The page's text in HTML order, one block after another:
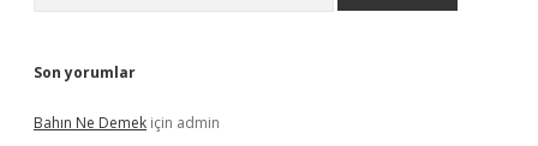
Son yorumlar
Bahın Ne Demek için admin